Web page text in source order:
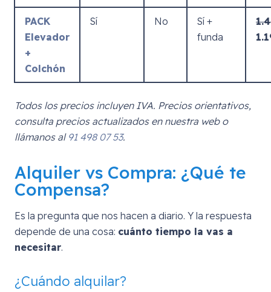
PACK
Elevador
+
Colchón
Sí No
Sí +
funda
Todos los precios incluyen IVA. Precios orientativos,
consulta precios actualizados en nuestra web o
llámanos al 91 498 07 53.
Alquiler vs Compra: ¿Qué te
Compensa?
Es la pregunta que nos hacen a diario. Y la respuesta
depende de una cosa: cuánto tiempo la vas a
necesitar.
¿Cuándo alquilar?